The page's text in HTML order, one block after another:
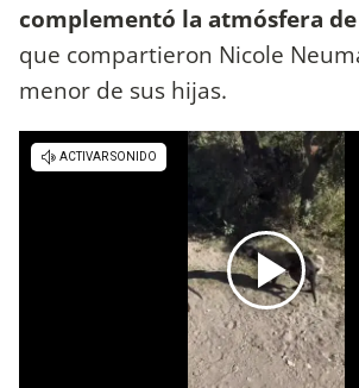
complementó la atmósfera
que compartieron Nicole
menor de sus hijas.